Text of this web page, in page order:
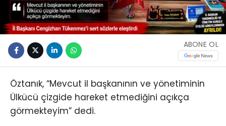
ABONE OL
Öztanık, “Mevcut il başkanının ve yönetiminin
Ülkücü çizgide hareket etmediğini açıkça
görmekteyim” dedi.